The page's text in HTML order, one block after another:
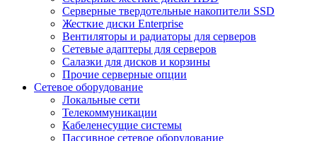
Серверные твердотельные накопители SSD
Жесткие диски Enterprise
Вентиляторы и радиаторы для серверов
Сетевые адаптеры для серверов
Салазки для дисков и корзины
Прочие серверные опции
Сетевое оборудование
Локальные сети
Телекоммуникации
Кабеленесущие системы
Пассивное сетевое оборудование